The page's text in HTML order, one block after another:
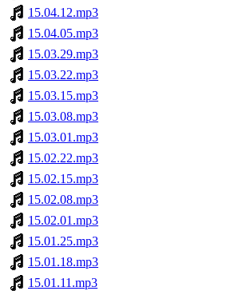
15.04.12.mp3
15.04.05.mp3
15.03.29.mp3
15.03.22.mp3
15.03.15.mp3
15.03.08.mp3
15.03.01.mp3
15.02.22.mp3
15.02.15.mp3
15.02.08.mp3
15.02.01.mp3
15.01.25.mp3
15.01.18.mp3
15.01.11.mp3